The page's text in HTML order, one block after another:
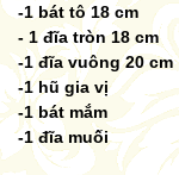
-1 bát tô 18 cm
- 1 đĩa tròn 18 cm
-1 đĩa vuông 20 cm
-1 hũ gia vị
-1 bát mắm
-1 đĩa muối